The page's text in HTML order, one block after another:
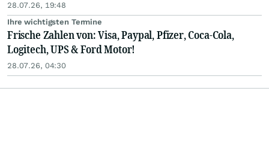
28.07.26, 19:48
Ihre wichtigsten Termine
Frische Zahlen von: Visa, Paypal, Pfizer, Coca-Cola,
Logitech, UPS & Ford Motor!
28.07.26, 04:30